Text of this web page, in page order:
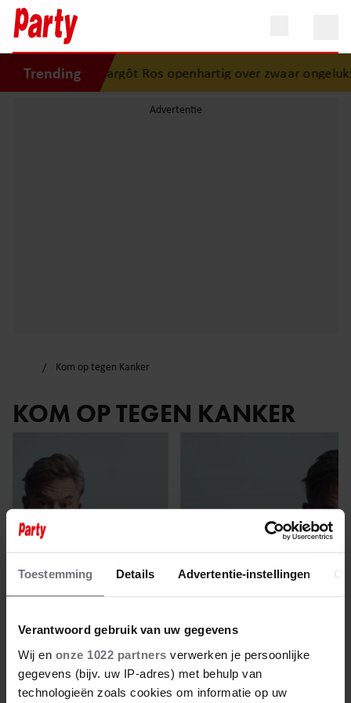
Toestemming Details Advertentie-instellingen
Verantwoord gebruik van uw gegevens
Wij en onze 1022 partners verwerken je persoonlijke
gegevens (bijv. uw IP-adres) met behulp van
technologieën zoals cookies om informatie op uw
Trending
• Margôt Ros openhartig over zwaar
Kom op tegen Kanker
KOM OP TEGEN KANKER
24 oktober 2022